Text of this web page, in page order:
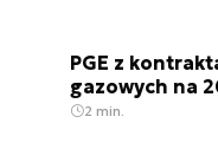
PGE z
gazowych na
2 min.